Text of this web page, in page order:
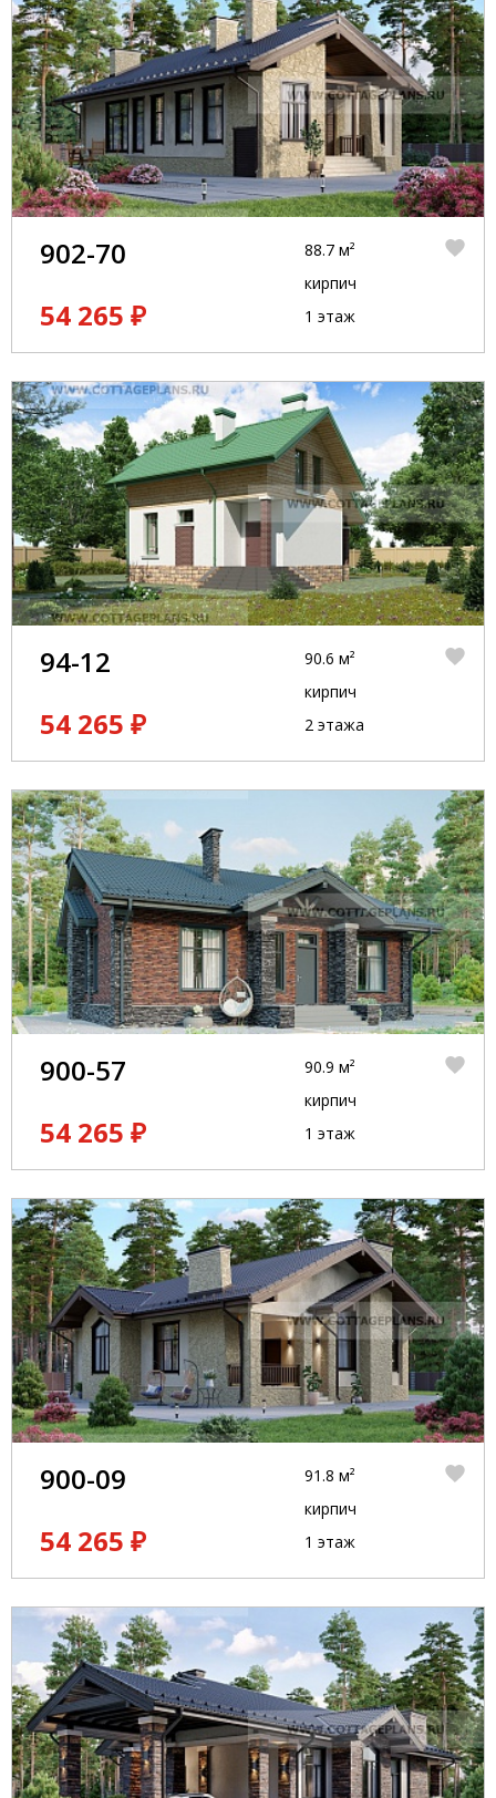
902-70
54 265 ₽
88.7 м²
кирпич
1 этаж
94-12
54 265 ₽
90.6 м²
кирпич
2 этажа
900-57
54 265 ₽
90.9 м²
кирпич
1 этаж
900-09
54 265 ₽
91.8 м²
кирпич
1 этаж